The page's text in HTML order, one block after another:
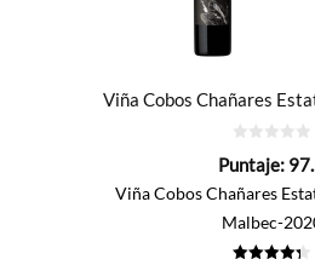
Viña Cobos Chañares
de
Puntaje:
Viña Cobos Chañares
Malbec-